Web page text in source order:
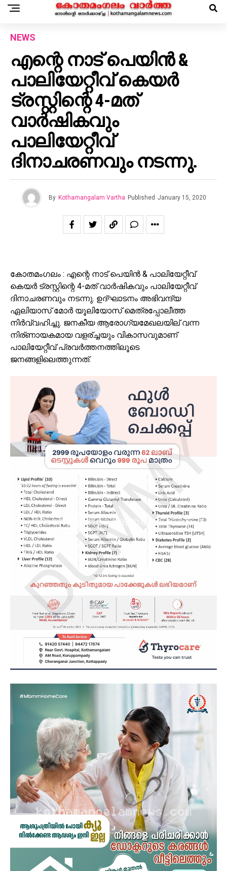
NEWS
എന്റെ നാട് പെയിൻ &
പാലിയേറ്റീവ് കെയർ
ട്രസ്റ്റിന്റെ 4-മത്
വാർഷികവും
പാലിയേറ്റീവ്
ദിനാചരണവും നടന്നു.
By Kothamangalam Vartha Published January 15, 2020
കോതമംഗലം : എന്റെ നാട് പെയിൻ & പാലിയേറ്റീവ്
കെയർ ട്രസ്റ്റിന്റെ 4-മത് വാർഷികവും പാലിയേറ്റീവ്
ദിനാചരണവും നടന്നു. ഉദ്ഘാടനം അഭിവന്ദ്യ
ഏലിയാസ് മോർ യൂലിയോസ് മെത്രപ്പോലീത്ത
നിർവ്വഹിച്ചു. ജനകീയ ആരോഗ്യമേഖലയില് വന്ന
നിര്ണായകമായ വളര്ച്ചയും വികാസവുമാണ്
പാലിയേറ്റീവ് പ്രവർത്തനത്തിലൂടെ
ജനങ്ങളിലെത്തുന്നത്.